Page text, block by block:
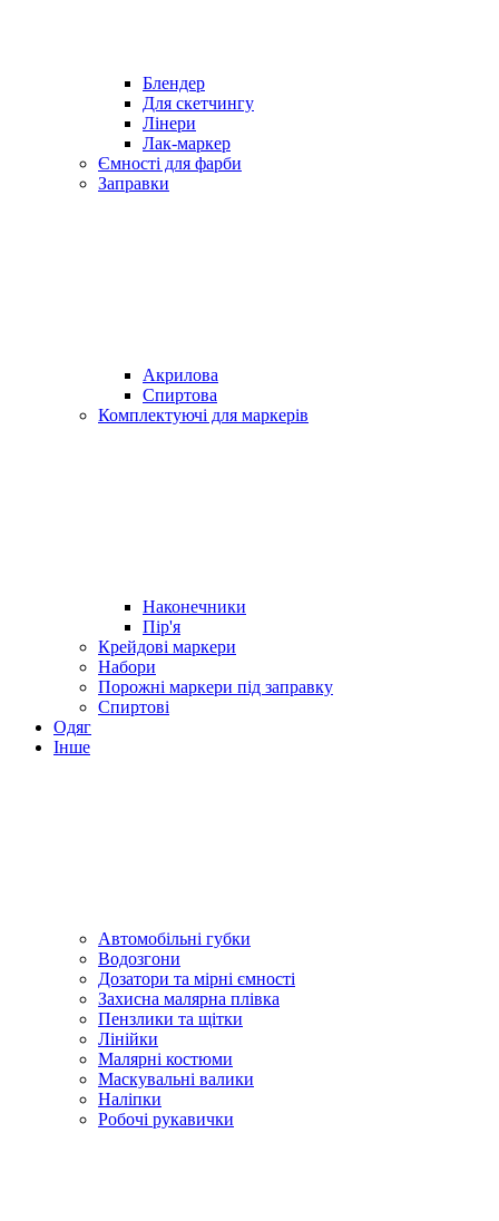
Блендер
Для скетчингу
Лінери
Лак-маркер
Ємності для фарби
Заправки
Акрилова
Спиртова
Комплектуючі для маркерів
Наконечники
Пір'я
Крейдові маркери
Набори
Порожні маркери під заправку
Спиртові
Одяг
Інше
Автомобільні губки
Водозгони
Дозатори та мірні ємності
Захисна малярна плівка
Пензлики та щітки
Лінійки
Малярні костюми
Маскувальні валики
Наліпки
Робочі рукавички